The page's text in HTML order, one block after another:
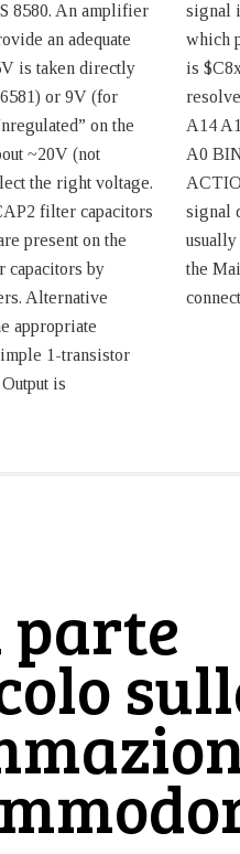
8580. An amplifier
an adequate
is taken directly
or 9V (for
on the
~20V (not
the right voltage.
filter capacitors
present on the
capacitors by
Alternative
appropriate
1-transistor
is
signal
which
is
A14
A0
signal
the
parte